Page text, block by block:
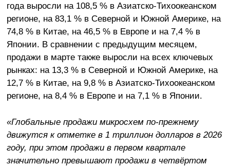
года выросли на 108,5 % в Азиатско-Тихоокеанском
регионе, на 83,1 % в Северной и Южной Америке, на
74,8 % в Китае, на 46,5 % в Европе и на 7,4 % в
Японии. В сравнении с предыдущим месяцем,
продажи в марте также выросли на всех ключевых
рынках: на 13,3 % в Северной и Южной Америке, на
12,7 % в Китае, на 9,8 % в Азиатско-Тихоокеанском
регионе, на 8,4 % в Европе и на 7,1 % в Японии.
«Глобальные продажи микросхем по-прежнему
движутся к отметке в 1 триллион долларов в 2026
году, при этом продажи в первом квартале
значительно превышают продажи в четвёртом